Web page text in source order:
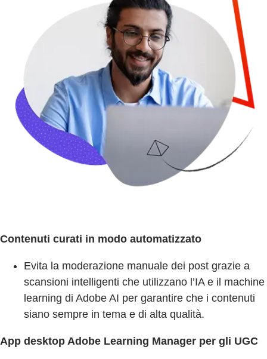
Contenuti curati in modo automatizzato
Evita la moderazione manuale dei post grazie a
scansioni intelligenti che utilizzano l’IA e il machine
learning di Adobe AI per garantire che i contenuti
siano sempre in tema e di alta qualità.
App desktop Adobe Learning Manager per gli UGC